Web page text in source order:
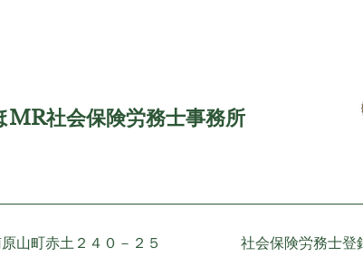
MR社会保険労務士事務所
山町赤土２４０－２５ 社会保険労務士登